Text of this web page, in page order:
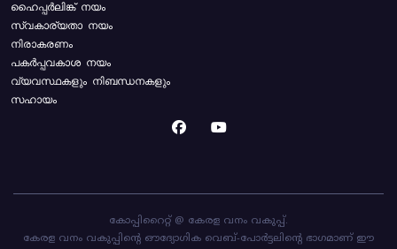
ഹൈപ്പർലിങ്ക് നയം
സ്വകാര്യതാ നയം
നിരാകരണം
പകർപ്പവകാശ നയം
വ്യവസ്ഥകളും നിബന്ധനകളും
സഹായം
കോപ്പിറൈറ്റ് @ കേരള വനം വകുപ്പ്.
കേരള വനം വകുപ്പിന്റെ ഔദ്യോഗിക വെബ്-പോർട്ടലിന്റെ ഭാഗമാണ് ഈ